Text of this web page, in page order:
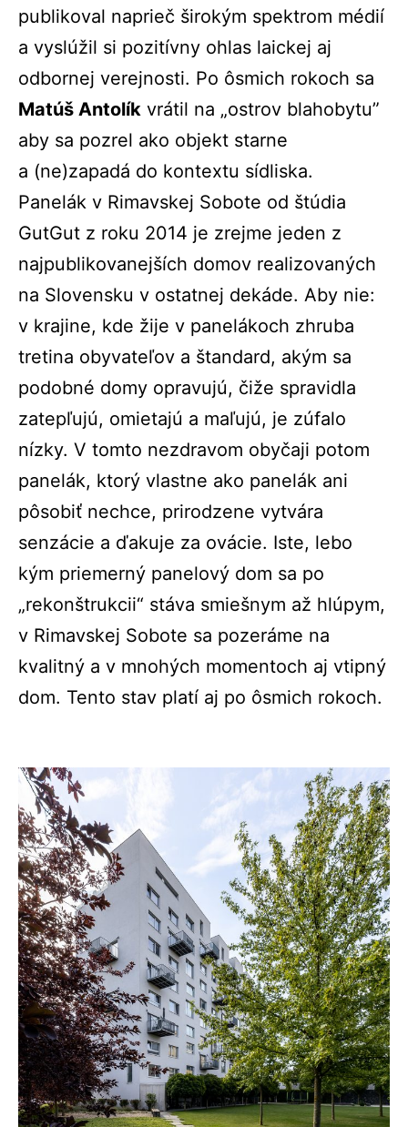
publikoval naprieč širokým spektrom médií
a vyslúžil si pozitívny ohlas laickej aj
odbornej verejnosti. Po ôsmich rokoch sa
Matúš Antolík vrátil na „ostrov blahobytu”
aby sa pozrel ako objekt starne
a (ne)zapadá do kontextu sídliska.
Panelák v Rimavskej Sobote od štúdia
GutGut z roku 2014 je zrejme jeden z
najpublikovanejších domov realizovaných
na Slovensku v ostatnej dekáde. Aby nie:
v krajine, kde žije v panelákoch zhruba
tretina obyvateľov a štandard, akým sa
podobné domy opravujú, čiže spravidla
zatepľujú, omietajú a maľujú, je zúfalo
nízky. V tomto nezdravom obyčaji potom
panelák, ktorý vlastne ako panelák ani
pôsobiť nechce, prirodzene vytvára
senzácie a ďakuje za ovácie. Iste, lebo
kým priemerný panelový dom sa po
„rekonštrukcii“ stáva smiešnym až hlúpym,
v Rimavskej Sobote sa pozeráme na
kvalitný a v mnohých momentoch aj vtipný
dom. Tento stav platí aj po ôsmich rokoch.